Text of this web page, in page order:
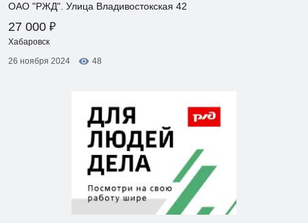
ОАО "РЖД". Улица Владивостокская 42
27 000 ₽
Хабаровск
26 ноября 2024
48